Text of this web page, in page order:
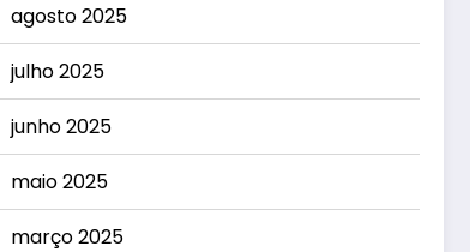
agosto 2025
julho 2025
junho 2025
maio 2025
março 2025